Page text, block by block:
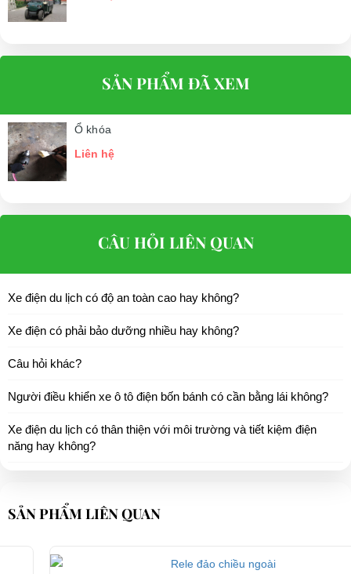
SẢN PHẨM ĐÃ XEM
Ổ khóa
Liên hệ
CÂU HỎI LIÊN QUAN
Xe điện du lịch có độ an toàn cao hay không?
Xe điện có phải bảo dưỡng nhiều hay không?
Câu hỏi khác?
Người điều khiển xe ô tô điện bốn bánh có cần bằng lái không?
Xe điện du lịch có thân thiện với môi trường và tiết kiệm điện
năng hay không?
SẢN PHẨM LIÊN QUAN